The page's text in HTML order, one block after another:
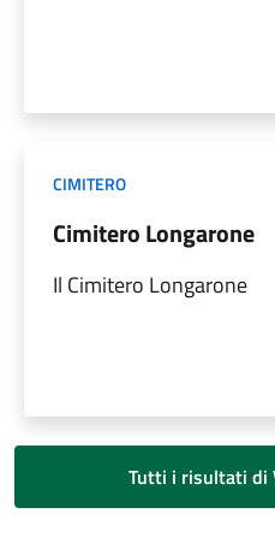
CIMITERO
Cimitero Longarone
Il Cimitero Longarone
Tutti i risultati di